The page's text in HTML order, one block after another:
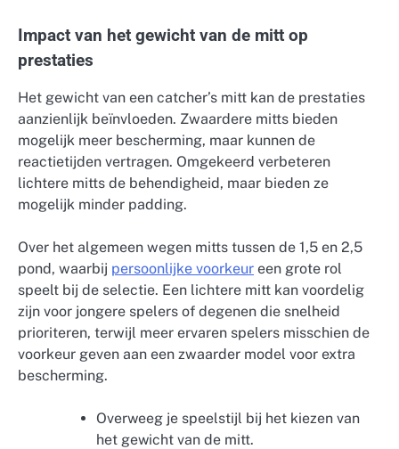
Impact van het gewicht van de mitt op
prestaties
Het gewicht van een catcher’s mitt kan de prestaties
aanzienlijk beïnvloeden. Zwaardere mitts bieden
mogelijk meer bescherming, maar kunnen de
reactietijden vertragen. Omgekeerd verbeteren
lichtere mitts de behendigheid, maar bieden ze
mogelijk minder padding.
Over het algemeen wegen mitts tussen de 1,5 en 2,5
pond, waarbij persoonlijke voorkeur een grote rol
speelt bij de selectie. Een lichtere mitt kan voordelig
zijn voor jongere spelers of degenen die snelheid
prioriteren, terwijl meer ervaren spelers misschien de
voorkeur geven aan een zwaarder model voor extra
bescherming.
Overweeg je speelstijl bij het kiezen van
het gewicht van de mitt.